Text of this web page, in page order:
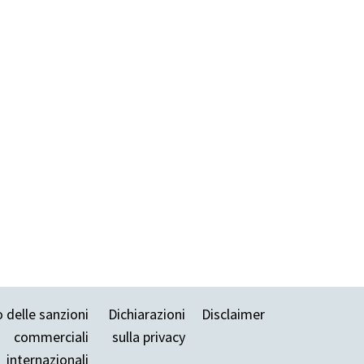
delle sanzioni
commerciali
internazionali
Dichiarazioni
sulla privacy
Disclaimer